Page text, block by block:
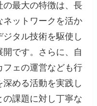
の最大の特徴は、長
ネットワークを活か
タル技術を駆使し
です。さらに、自
フェの運営なども行
める活動を実践し
課題に対し丁寧な